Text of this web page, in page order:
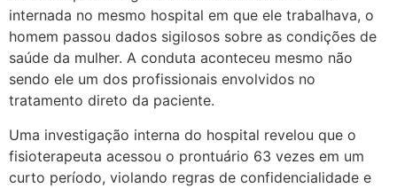
internada no mesmo hospital em que ele trabalhava, o
homem passou dados sigilosos sobre as condições de
saúde da mulher. A conduta aconteceu mesmo não
sendo ele um dos profissionais envolvidos no
tratamento direto da paciente.
Uma investigação interna do hospital revelou que o
fisioterapeuta acessou o prontuário 63 vezes em um
curto período, violando regras de confidencialidade e